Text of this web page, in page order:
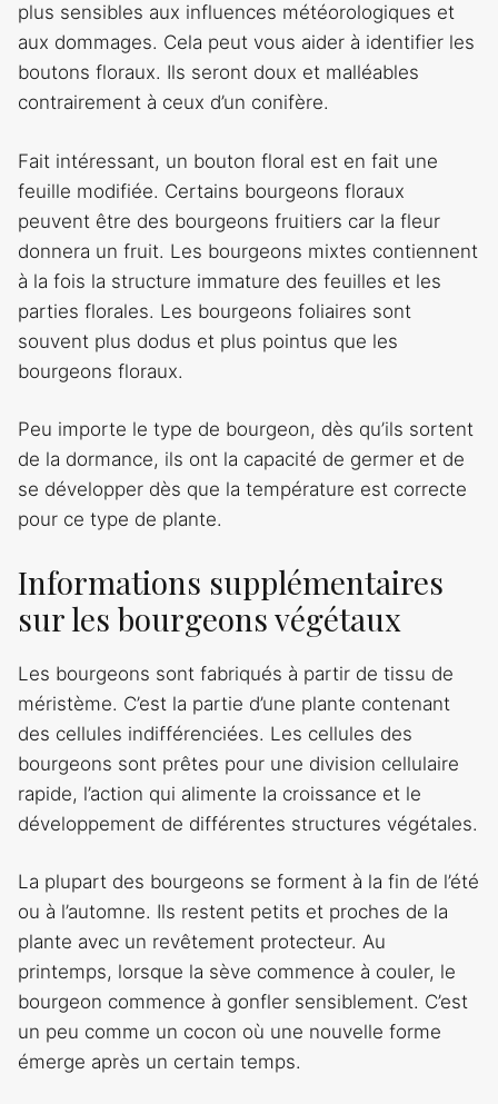
plus sensibles aux influences météorologiques et
aux dommages. Cela peut vous aider à identifier les
boutons floraux. Ils seront doux et malléables
contrairement à ceux d’un conifère.
Fait intéressant, un bouton floral est en fait une
feuille modifiée. Certains bourgeons floraux
peuvent être des bourgeons fruitiers car la fleur
donnera un fruit. Les bourgeons mixtes contiennent
à la fois la structure immature des feuilles et les
parties florales. Les bourgeons foliaires sont
souvent plus dodus et plus pointus que les
bourgeons floraux.
Peu importe le type de bourgeon, dès qu’ils sortent
de la dormance, ils ont la capacité de germer et de
se développer dès que la température est correcte
pour ce type de plante.
Informations supplémentaires
sur les bourgeons végétaux
Les bourgeons sont fabriqués à partir de tissu de
méristème. C’est la partie d’une plante contenant
des cellules indifférenciées. Les cellules des
bourgeons sont prêtes pour une division cellulaire
rapide, l’action qui alimente la croissance et le
développement de différentes structures végétales.
La plupart des bourgeons se forment à la fin de l’été
ou à l’automne. Ils restent petits et proches de la
plante avec un revêtement protecteur. Au
printemps, lorsque la sève commence à couler, le
bourgeon commence à gonfler sensiblement. C’est
un peu comme un cocon où une nouvelle forme
émerge après un certain temps.